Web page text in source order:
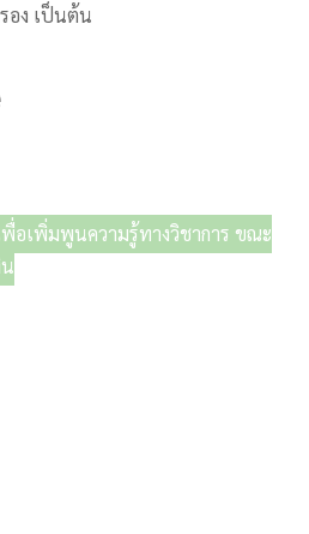
อง เป็นต้น
อเพิ่มพูนความรู้ทางวิชาการ ขณะ